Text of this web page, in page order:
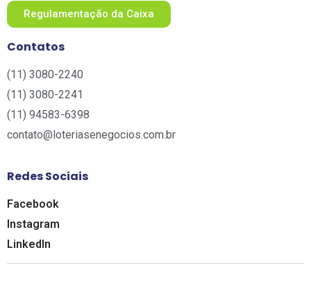
Regulamentação da Caixa
Contatos
(11) 3080-2240​
(11) 3080-2241​
(11) 94583-6398
contato@loteriasenegocios.com.br​
Redes Sociais
Facebook
Instagram
LinkedIn